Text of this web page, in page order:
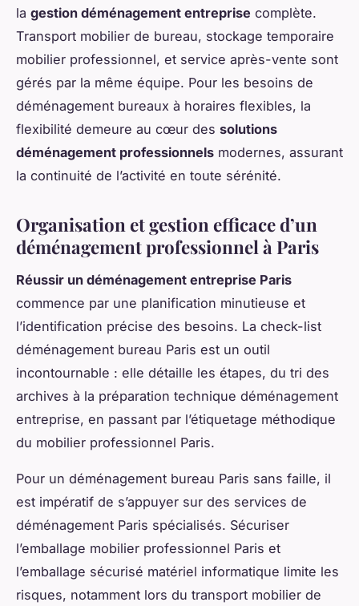
la gestion déménagement entreprise complète.
Transport mobilier de bureau, stockage temporaire
mobilier professionnel, et service après-vente sont
gérés par la même équipe. Pour les besoins de
déménagement bureaux à horaires flexibles, la
flexibilité demeure au cœur des solutions
déménagement professionnels modernes, assurant
la continuité de l’activité en toute sérénité.
Organisation et gestion efficace d’un
déménagement professionnel à Paris
Réussir un déménagement entreprise Paris
commence par une planification minutieuse et
l’identification précise des besoins. La check-list
déménagement bureau Paris est un outil
incontournable : elle détaille les étapes, du tri des
archives à la préparation technique déménagement
entreprise, en passant par l’étiquetage méthodique
du mobilier professionnel Paris.
Pour un déménagement bureau Paris sans faille, il
est impératif de s’appuyer sur des services de
déménagement Paris spécialisés. Sécuriser
l’emballage mobilier professionnel Paris et
l’emballage sécurisé matériel informatique limite les
risques, notamment lors du transport mobilier de